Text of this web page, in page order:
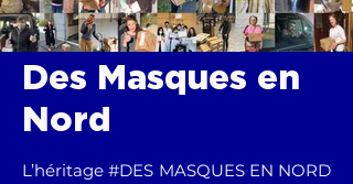
Des Masques en
Nord
L’héritage #DES MASQUES EN NORD